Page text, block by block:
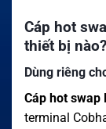
Cáp hot
thiết bị nào?
Dùng riêng
Cáp hot swap
terminal